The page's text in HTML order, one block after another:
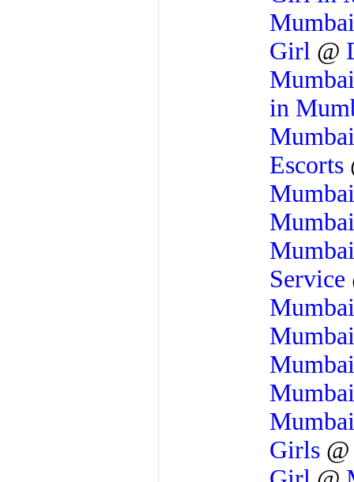
Girl @
in
Escorts
Service
Girls